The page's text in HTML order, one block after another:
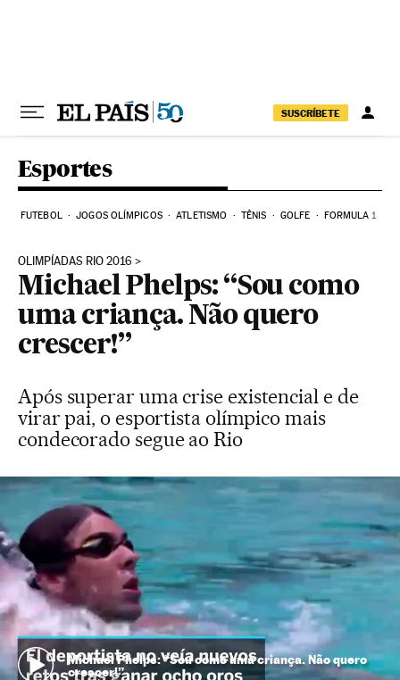
SUSCRÍBETE
Esportes
FUTEBOL JOGOS OLÍMPICOS ATLETISMO TÊNIS GOLFE FORMULA 1
OLIMPÍADAS RIO 2016
Michael Phelps: “Sou como
uma criança. Não quero
crescer!”
Após superar uma crise existencial e de
virar pai, o esportista olímpico mais
condecorado segue ao Rio
Michael Phelps: “Sou como uma criança. Não quero
crescer!”